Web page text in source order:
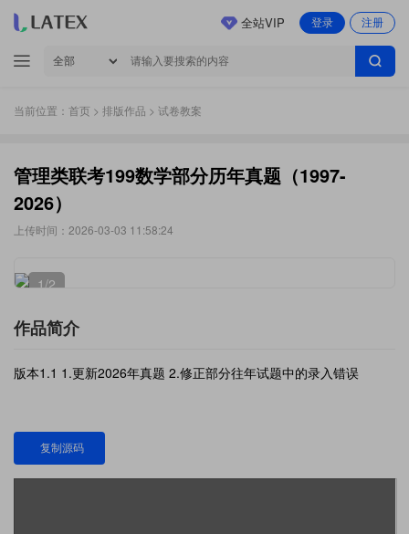
登录 注册
全站VIP
当前位置： 首页 > 排版作品 > 试卷教案
管理类联考199数学部分历年真题（1997-
2026）
上传时间：2026-03-03 11:58:24
1/2
作品简介
版本1.1 1.更新2026年真题 2.修正部分往年试题中的录入错误
复制源码